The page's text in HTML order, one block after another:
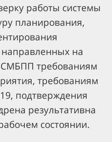
работы системы
планирования,
на
СМБПП требованиям
требованиям
подтверждения
результативна
состоянии.